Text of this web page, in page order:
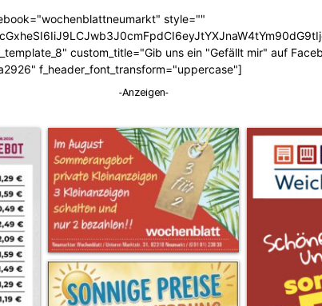
style=""
custom_title="Gib uns ein "Gefällt mir" auf
f_header_font_transform="uppercase"]
-Anzeigen-